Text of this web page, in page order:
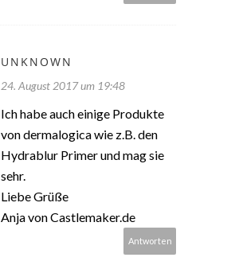
UNKNOWN
24. August 2017 um 19:48
Ich habe auch einige Produkte
von dermalogica wie z.B. den
Hydrablur Primer und mag sie
sehr.
Liebe Grüße
Anja von Castlemaker.de
Antworten